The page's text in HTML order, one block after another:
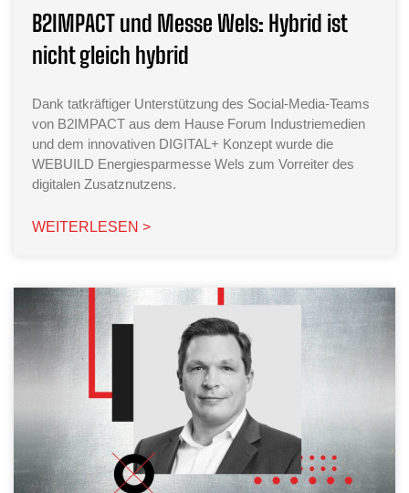
B2IMPACT und Messe Wels: Hybrid ist
nicht gleich hybrid
Dank tatkräftiger Unterstützung des Social-Media-Teams
von B2IMPACT aus dem Hause Forum Industriemedien
und dem innovativen DIGITAL+ Konzept wurde die
WEBUILD Energiesparmesse Wels zum Vorreiter des
digitalen Zusatznutzens.
WEITERLESEN >